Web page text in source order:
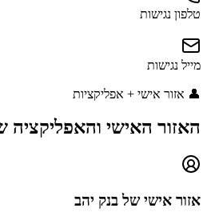
טלפון נגישות
מייל נגישות
👤 אזור אישי + אפליקציות
האזור האישי והאפליקציה
אזור אישי של בנק יהב